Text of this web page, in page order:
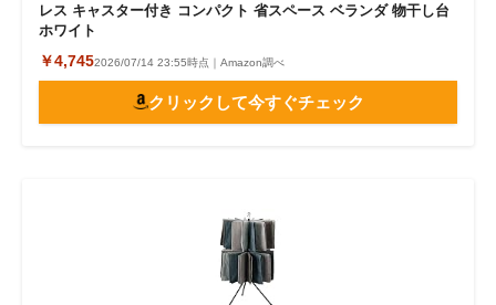
レス キャスター付き コンパクト 省スペース ベランダ 物干し台
ホワイト
￥4,7452026/07/14 23:55時点｜Amazon調べ
クリックして今すぐチェック